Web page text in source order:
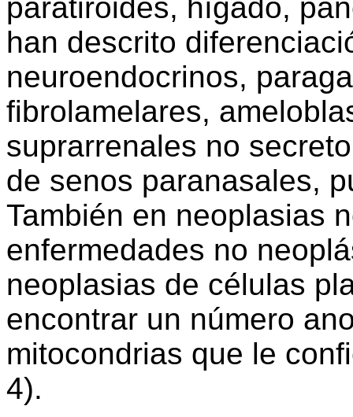
paratiroides, hígado,
han descrito
neuroendocrinos,
fibrolamelares,
suprarrenales no
de senos paranasales,
También en neoplasias
enfermedades no
neoplasias de células
encontrar un número
mitocondrias que le
4).